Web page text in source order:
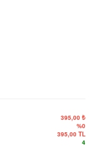
395,00 ₺
%0
395,00 TL
4